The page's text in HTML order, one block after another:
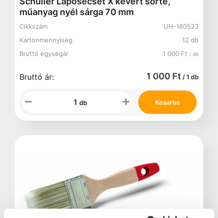
műanyag nyél sárga 70 mm
Cikkszám
UH-180523
Kartonmennyiség
12 db
Bruttó egységár
1 000 Ft / db
Bruttó ár: 1 000 Ft / 1 db
db Kosárba